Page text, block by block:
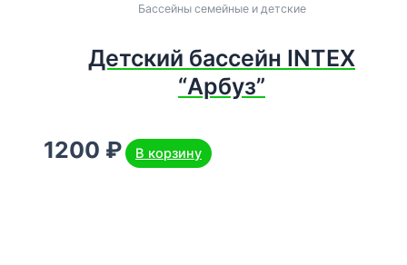
Бассейны семейные и детские
Детский бассейн INTEX
“Арбуз”
1200 ₽ В корзину